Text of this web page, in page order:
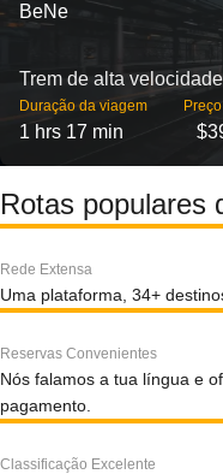
BeNe
Trem de alta velocidade
Duração da viagem
1 hrs 17 min
Rotas populares
Rede Extensa
Uma plataforma, 34+
Reservas Convenientes
Nós falamos a tua língua e
pagamento.
Classificação Excelente